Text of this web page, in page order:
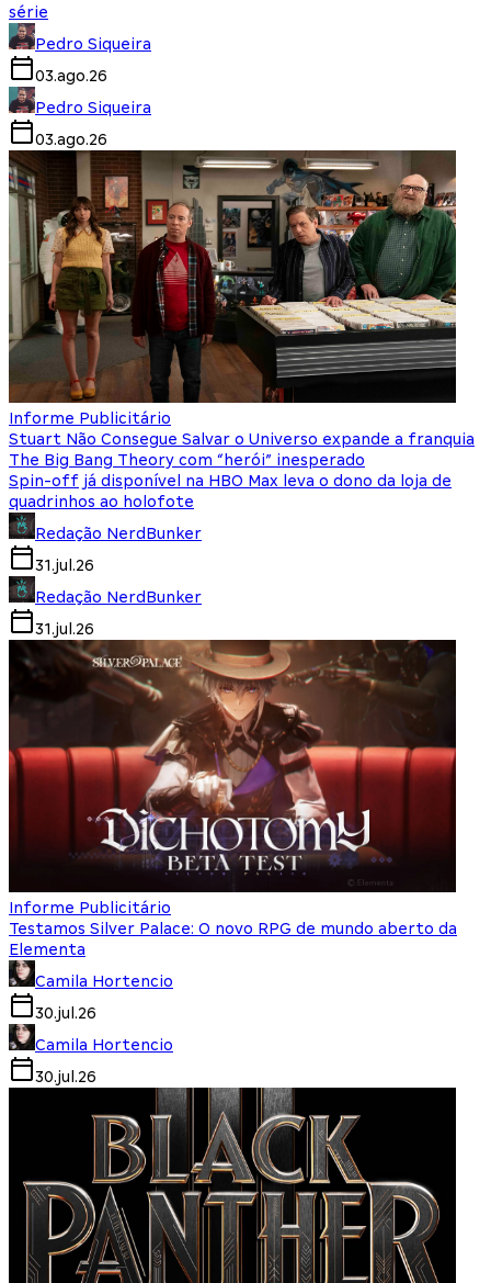
série
Pedro Siqueira
03.ago.26
Pedro Siqueira
03.ago.26
Informe Publicitário
Stuart Não Consegue Salvar o Universo expande a franquia
The Big Bang Theory com “herói” inesperado
Spin-off já disponível na HBO Max leva o dono da loja de
quadrinhos ao holofote
Redação NerdBunker
31.jul.26
Redação NerdBunker
31.jul.26
Informe Publicitário
Testamos Silver Palace: O novo RPG de mundo aberto da
Elementa
Camila Hortencio
30.jul.26
Camila Hortencio
30.jul.26